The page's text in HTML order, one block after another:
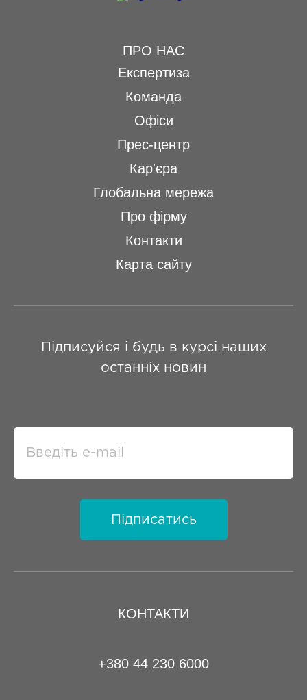
КОНТАКТИ
+380 44 230 6000
ПРО НАС
Експертиза
Команда
Офіси
Прес-центр
Кар'єра
Глобальна мережа
Про фірму
Контакти
Карта сайту
Підписуйся і будь в курсі наших
останніх новин
Підписатись